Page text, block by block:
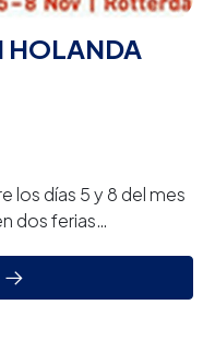
HOLANDA
los días 5 y 8 del mes
dos ferias